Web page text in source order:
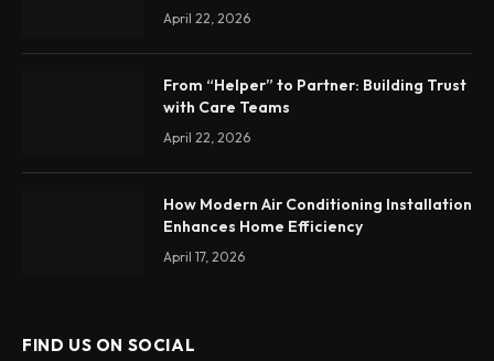
April 22, 2026
From “Helper” to Partner: Building Trust
with Care Teams
April 22, 2026
How Modern Air Conditioning Installation
Enhances Home Efficiency
April 17, 2026
FIND US ON SOCIAL